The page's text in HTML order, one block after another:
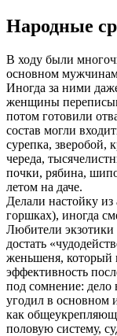
Народные
В ходу были
основном
Иногда за ними
женщины
потом готовили
состав могли
сурепка, зверобой,
череда,
почки, рябина,
летом на даче.
Делали настойку
горшках), иногда
Любители экзотики
достать
женьшеня, который
эффективность
под сомнение: дело
угодил в основном
как
половую систему,